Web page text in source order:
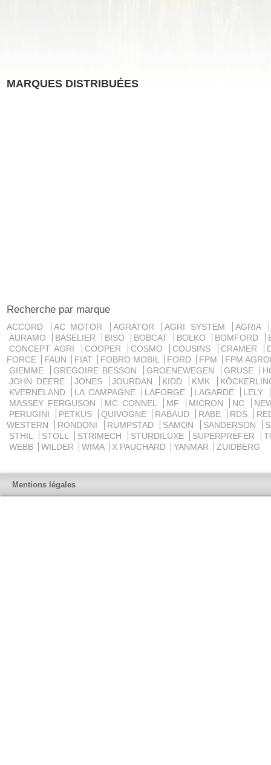
MARQUES DISTRIBUÉES
Recherche par marque
ACCORD AC MOTOR AGRATOR AGRI SYSTEM
AGRIA
AURAMO
BASELIER BISO BOBCAT BOLKO BOMFORD
CONCEPT AGRI
COOPER COSMO COUSINS CRAMER
FORCE
FAUN FIAT FOBRO MOBIL FORD FPM
FPM
GIEMME
GREGOIRE BESSON GROENEWEGEN GRUSE
JOHN DEERE
JONES JOURDAN KIDD KMK
KVERNELAND
LA CAMPAGNE LAFORGE LAGARDE
LELY
MASSEY FERGUSON
MC CONNEL MF MICRON NC
PERUGINI
PETKUS QUIVOGNE RABAUD RABE RDS
WESTERN
RONDONI RUMPSTAD SAMON SANDERSON
STHIL
STOLL STRIMECH STURDILUXE SUPERPREFER
WEBB
WILDER WIMA X PAUCHARD YANMAR ZUIDBERG
Mentions légales